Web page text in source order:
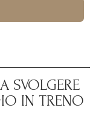
SVOLGERE
IN TRENO